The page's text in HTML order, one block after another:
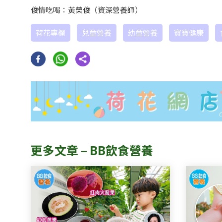
俊情吃喝：黃榮俊（資深營養師）
荷花專欄 兒童營養 幼童營養 寶寶健康
更多文章 – BB飲食營養